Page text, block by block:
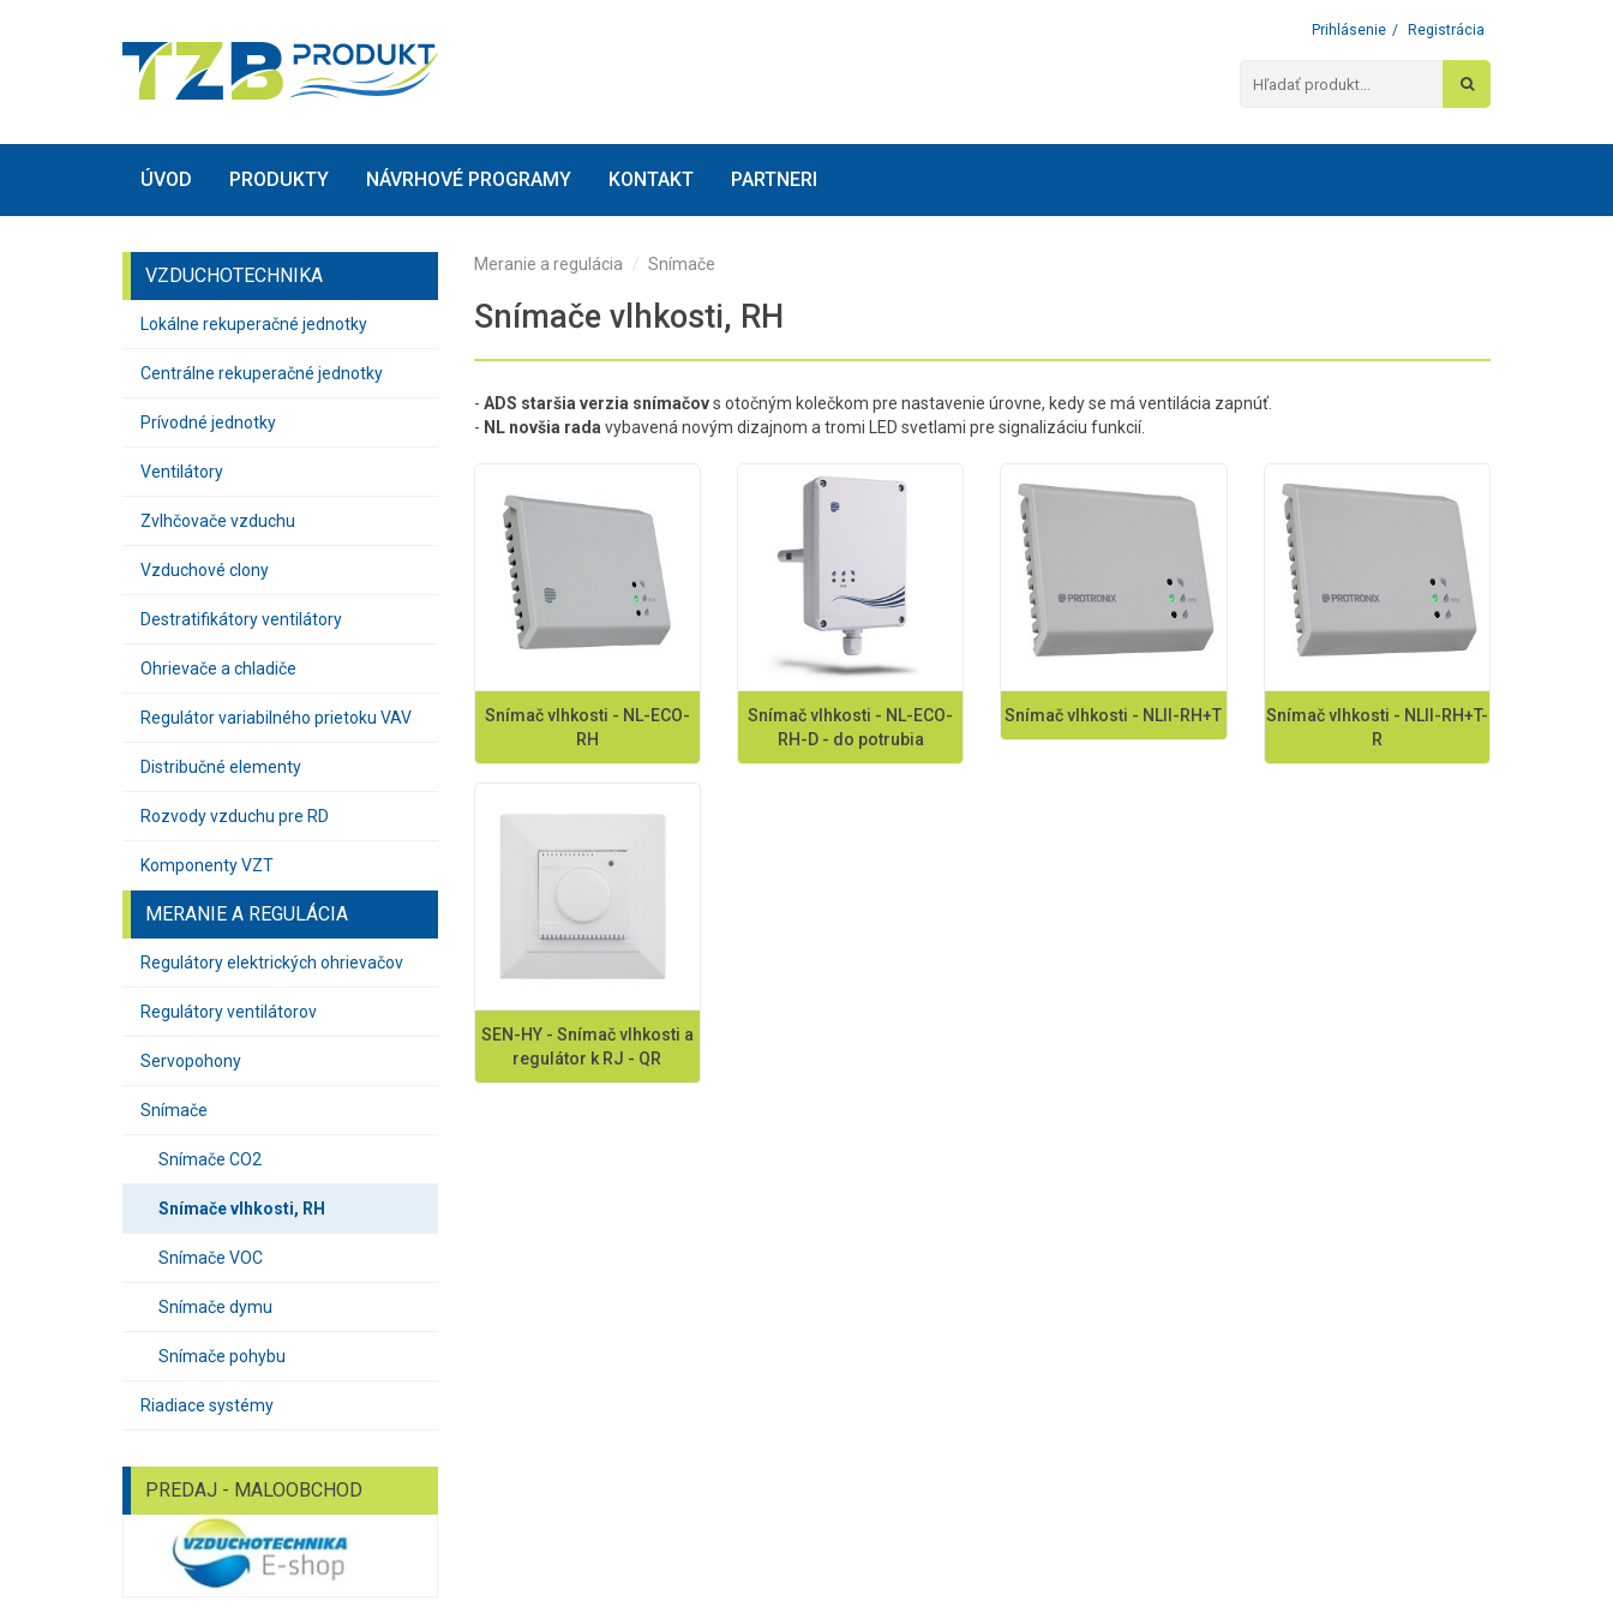
Prihlásenie / Registrácia
ÚVOD PRODUKTY NÁVRHOVÉ PROGRAMY KONTAKT PARTNERI
VZDUCHOTECHNIKA
Lokálne rekuperačné jednotky
Centrálne rekuperačné jednotky
Prívodné jednotky
Ventilátory
Zvlhčovače vzduchu
Vzduchové clony
Destratifikátory ventilátory
Ohrievače a chladiče
Regulátor variabilného prietoku VAV
Distribučné elementy
Rozvody vzduchu pre RD
Komponenty VZT
MERANIE A REGULÁCIA
Regulátory elektrických ohrievačov
Regulátory ventilátorov
Servopohony
Snímače
Snímače CO2
Snímače vlhkosti, RH
Snímače VOC
Snímače dymu
Snímače pohybu
Riadiace systémy
PREDAJ - MALOOBCHOD
Meranie a regulácia Snímače
Snímače vlhkosti, RH
- ADS staršia verzia snímačovs otočným kolečkom pre nastavenie úrovne, kedy se má ventilácia zapnúť.
- NL novšia rada vybavená novým dizajnom a tromi LED svetlami pre signalizáciu funkcií.
Snímač vlhkosti - NL-ECO-
RH
Snímač vlhkosti - NL-ECO-
RH-D - do potrubia
Snímač vlhkosti - NLII-RH+T
Snímač vlhkosti - NLII-RH+T-
R
SEN-HY - Snímač vlhkosti a
regulátor k RJ - QR